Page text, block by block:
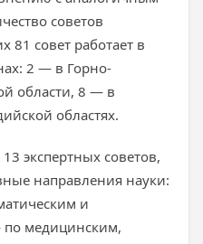
советов
81 совет работает в
2 — в Горно-
области, 8 — в
областях.
экспертных советов,
направления науки:
и
по медицинским,